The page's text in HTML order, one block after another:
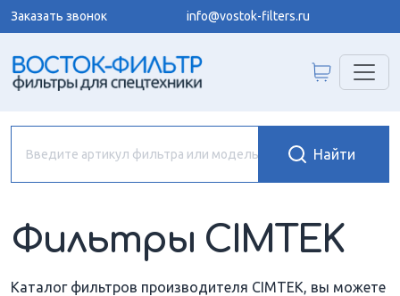
Заказать звонок info@vostok-filters.ru
Фильтры CIMTEK
Каталог фильтров производителя CIMTEK, вы можете